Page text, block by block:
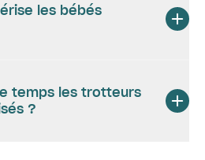
les bébés
temps les trotteurs
?